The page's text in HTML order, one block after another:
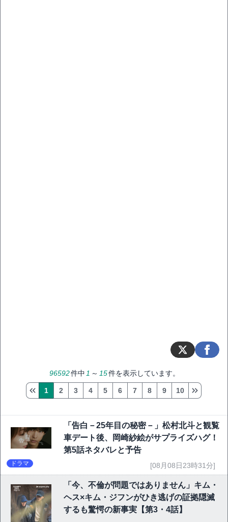
96592件中 1 ～ 15件を表示しています。
1 2 3 4 5 6 7 8 9 10
「告白－25年目の秘密－」松村北斗と観覧
車デート後、岡崎紗絵がサプライズハグ！
第5話ネタバレと予告
ドラマ [08月08日23時31分]
「今、不倫が問題ではありません」キム・
ヘス×キム・ジフンがひき逃げの証拠隠滅
するも驚愕の新事実【第3・4話】